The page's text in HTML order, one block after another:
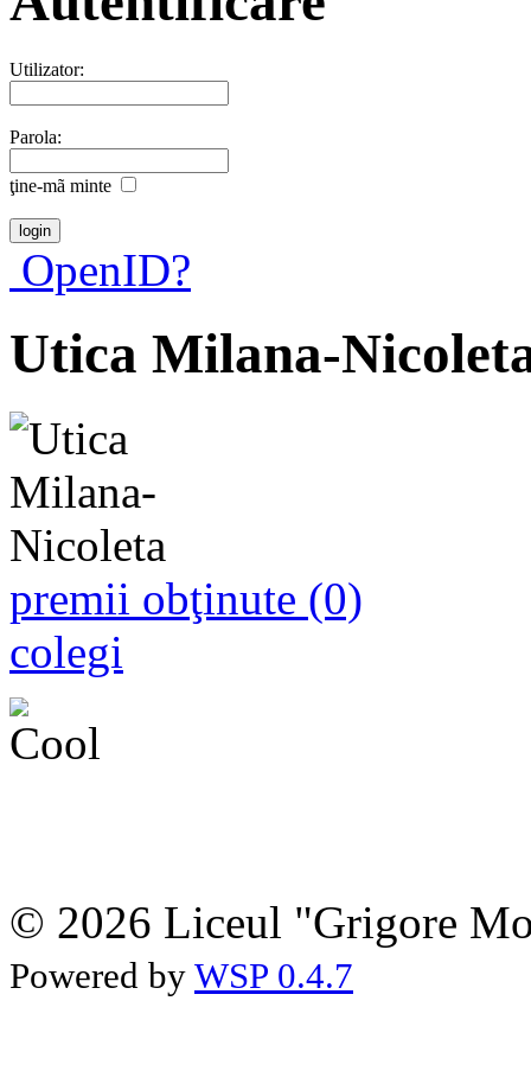
Utilizator:
Parola:
ţine-mã minte
OpenID?
Utica Milana-
premii obţinute (0)
colegi
© 2026 Liceul "Grigore
Powered by WSP 0.4.7